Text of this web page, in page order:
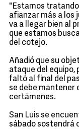
"Estamos
afianzar más a los
va a llegar bien al
que estamos
del cotejo.
Añadió que su
ataque del equipo,
faltó al final del
se debe mantener
certámenes.
San Luis se
sábado sostendrá